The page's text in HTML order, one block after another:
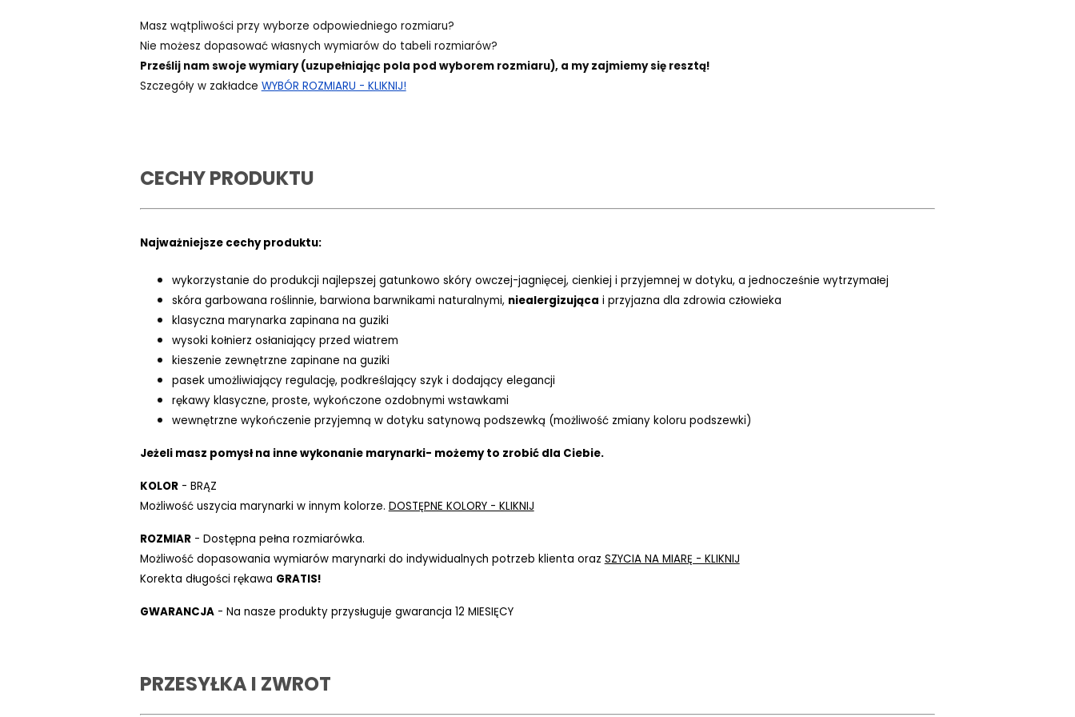
Masz wątpliwości przy wyborze odpowiedniego rozmiaru?
Nie możesz dopasować własnych wymiarów do tabeli rozmiarów?
Prześlij nam swoje wymiary (uzupełniając pola pod wyborem rozmiaru), a my zajmiemy się resztą!
Szczegóły w zakładce WYBÓR ROZMIARU - KLIKNIJ!
CECHY PRODUKTU
Najważniejsze cechy produktu:
wykorzystanie do produkcji najlepszej gatunkowo skóry owczej-jagnięcej, cienkiej i przyjemnej w dotyku, a jednocześnie wytrzymałej
skóra garbowana roślinnie, barwiona barwnikami naturalnymi, niealergizująca i przyjazna dla zdrowia człowieka
klasyczna marynarka zapinana na guziki
wysoki kołnierz osłaniający przed wiatrem
kieszenie zewnętrzne zapinane na guziki
pasek umożliwiający regulację, podkreślający szyk i dodający elegancji
rękawy klasyczne, proste, wykończone ozdobnymi wstawkami
wewnętrzne wykończenie przyjemną w dotyku satynową podszewką (możliwość zmiany koloru podszewki)
Jeżeli masz pomysł na inne wykonanie marynarki- możemy to zrobić dla Ciebie.
KOLOR- BRĄZ
Możliwość uszycia marynarki w innym kolorze. DOSTĘPNE KOLORY - KLIKNIJ
ROZMIAR- Dostępna pełna rozmiarówka.
Możliwość dopasowania wymiarów marynarki do indywidualnych potrzeb klienta oraz SZYCIA NA MIARĘ - KLIKNIJ
Korekta długości rękawa GRATIS!
GWARANCJA- Na nasze produkty przysługuje gwarancja 12 MIESIĘCY
PRZESYŁKA I ZWROT